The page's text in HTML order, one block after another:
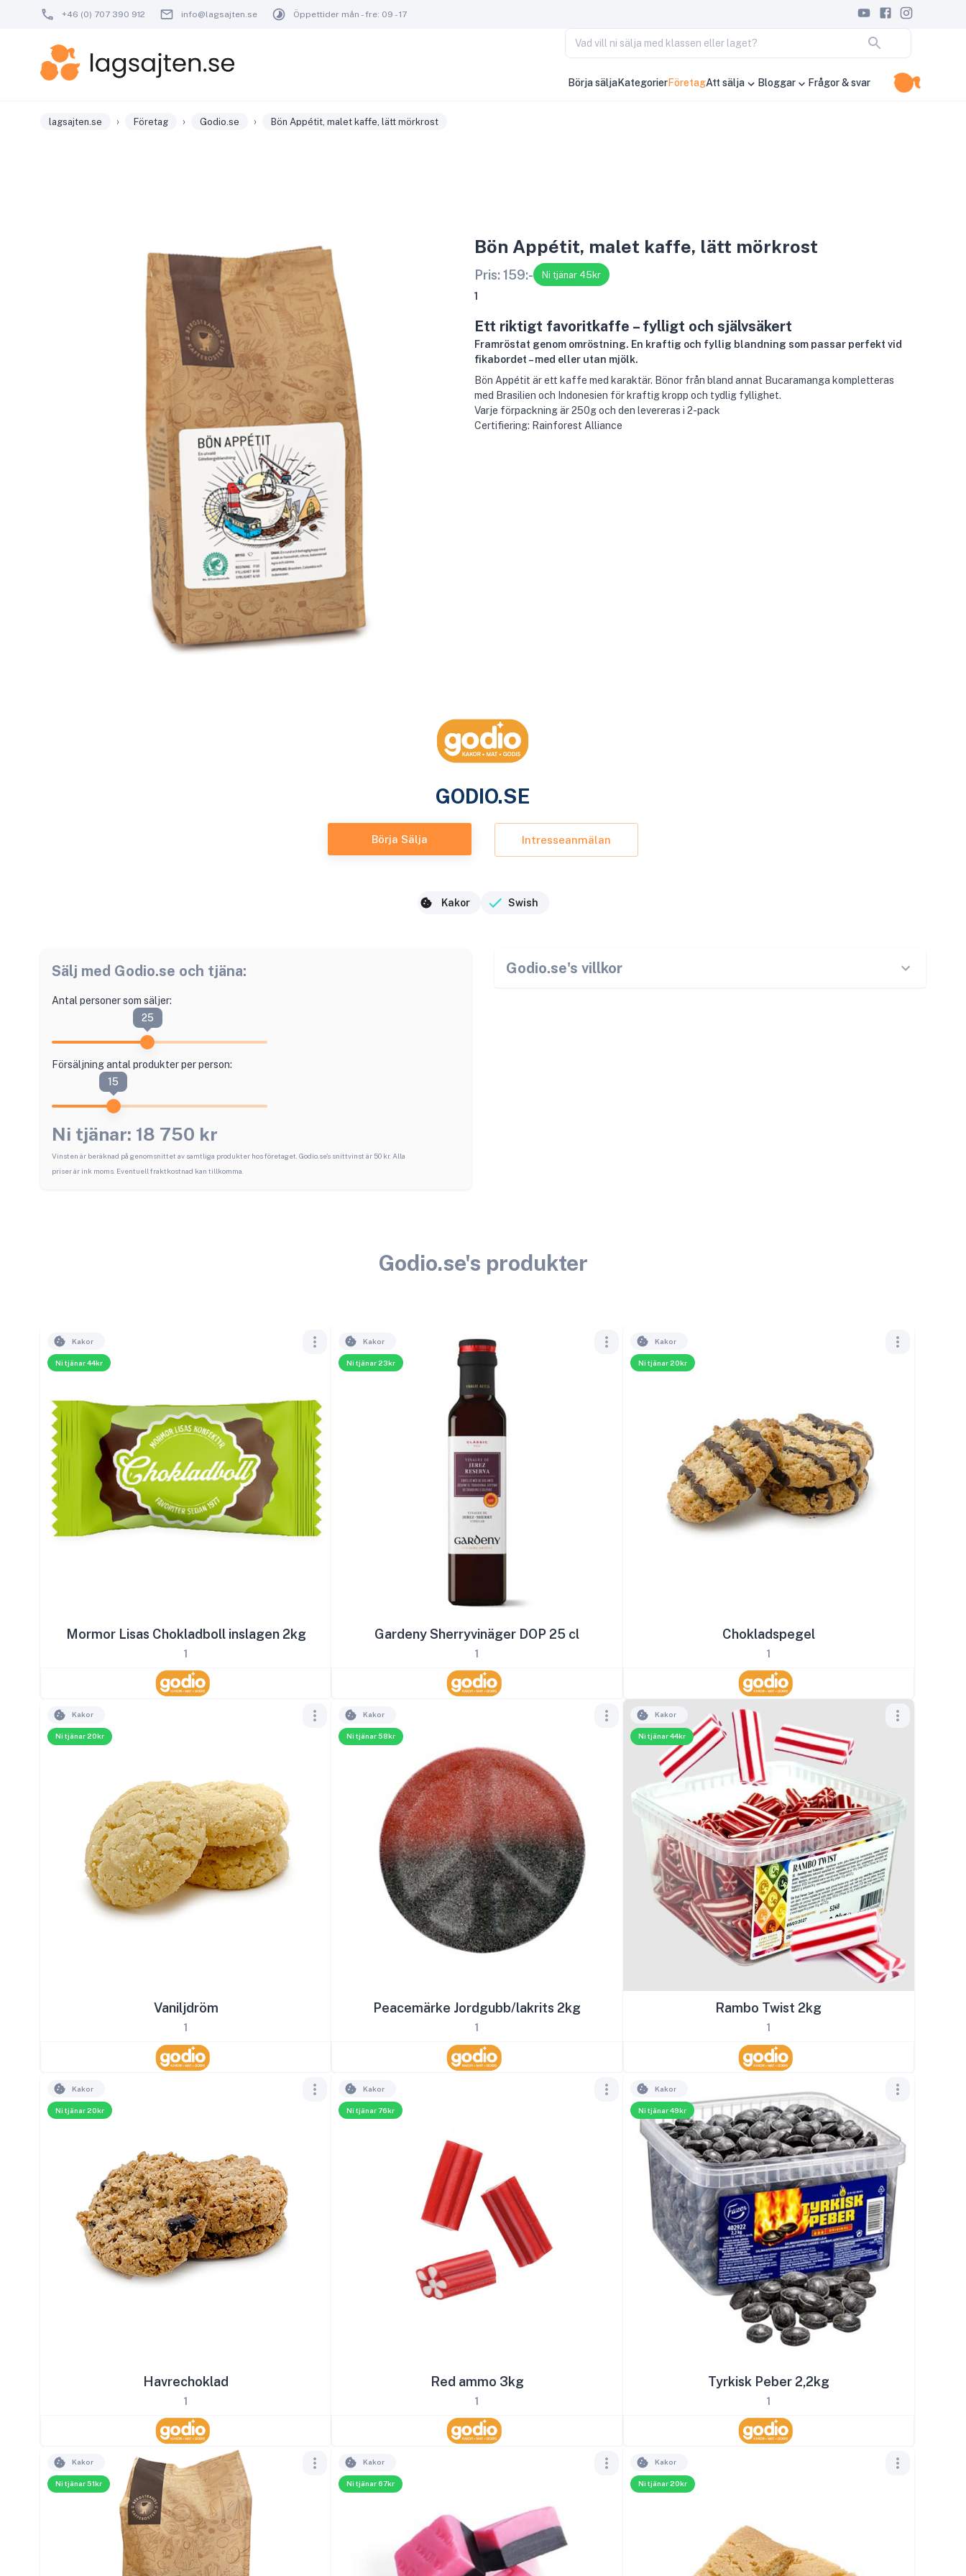
+46 (0) 707 390 912 info@lagsajten.se Öppettider mån - fre: 09 - 17
Vad vill ni sälja med klassen eller laget?
Börja säljaKategorierFöretagAtt sälja Bloggar Frågor & svar
lagsajten.se › Företag › Godio.se › Bön Appétit, malet kaffe, lätt mörkrost
Bön Appétit, malet kaffe, lätt mörkrost
Pris: 159:- Ni tjänar 45kr
1
Ett riktigt favoritkaffe – fylligt och självsäkert
Framröstat genom omröstning. En kraftig och fyllig blandning som passar perfekt vid
fikabordet – med eller utan mjölk.
Bön Appétit är ett kaffe med karaktär. Bönor från bland annat Bucaramanga kompletteras
med Brasilien och Indonesien för kraftig kropp och tydlig fyllighet.
Varje förpackning är 250g och den levereras i 2-pack
Certifiering: Rainforest Alliance
GODIO.SE
Börja Sälja Intresseanmälan
Kakor Swish
Sälj med Godio.se och tjäna:
Antal personer som säljer:
25
Försäljning antal produkter per person:
15
Ni tjänar: 18 750 kr
Vinsten är beräknad på genomsnittet av samtliga produkter hos företaget. Godio.se's snittvinst är 50 kr. Alla
priser är ink moms. Eventuell fraktkostnad kan tillkomma.
Godio.se's villkor
Godio.se's produkter
Ni tjänar 44kr
Kakor
Mormor Lisas Chokladboll inslagen 2kg
1
Ni tjänar 23kr
Kakor
Gardeny Sherryvinäger DOP 25 cl
1
Ni tjänar 20kr
Kakor
Chokladspegel
1
Ni tjänar 20kr
Kakor
Vaniljdröm
1
Ni tjänar 58kr
Kakor
Peacemärke Jordgubb/lakrits 2kg
1
Ni tjänar 44kr
Kakor
Rambo Twist 2kg
1
Ni tjänar 20kr
Kakor
Havrechoklad
1
Ni tjänar 76kr
Kakor
Red ammo 3kg
1
Ni tjänar 49kr
Kakor
Tyrkisk Peber 2,2kg
1
Ni tjänar 51kr
Kakor
Ni tjänar 67kr
Kakor
Ni tjänar 20kr
Kakor